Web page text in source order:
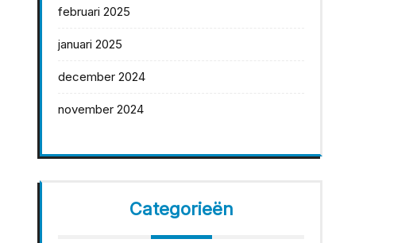
februari 2025
januari 2025
december 2024
november 2024
Categorieën